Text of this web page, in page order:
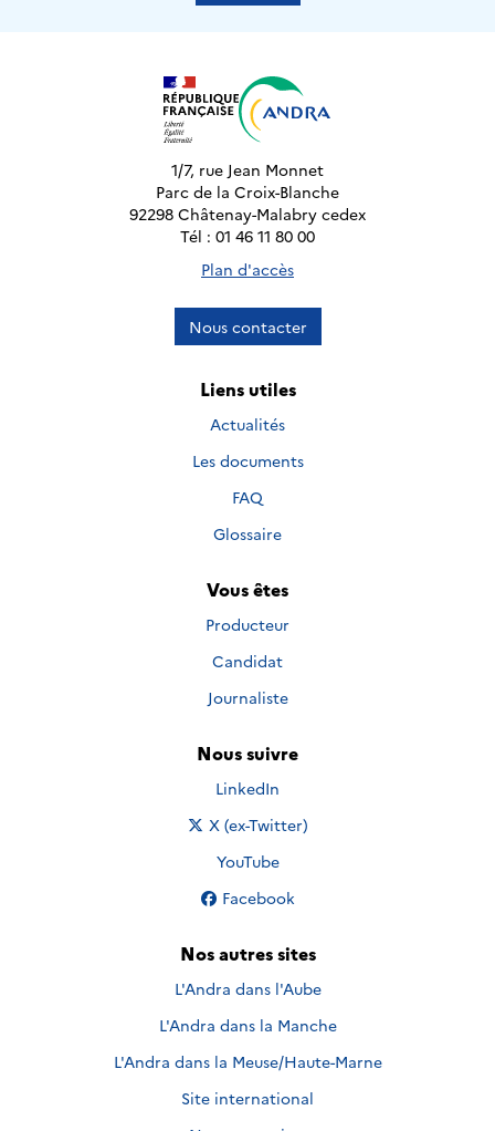
1/7, rue Jean Monnet
Parc de la Croix-Blanche
92298 Châtenay-Malabry cedex
Tél : 01 46 11 80 00
Plan d'accès
Nous contacter
Liens utiles
Actualités
Les documents
FAQ
Glossaire
Vous êtes
Producteur
Candidat
Journaliste
Nous suivre
Nous suivre sur
LinkedIn
Nous suivre sur
X (ex-Twitter)
Nous suivre sur
YouTube
Nous suivre sur
Facebook
Nos autres sites
L'Andra dans l'Aube
L'Andra dans la Manche
L'Andra dans la Meuse/Haute-Marne
Site international